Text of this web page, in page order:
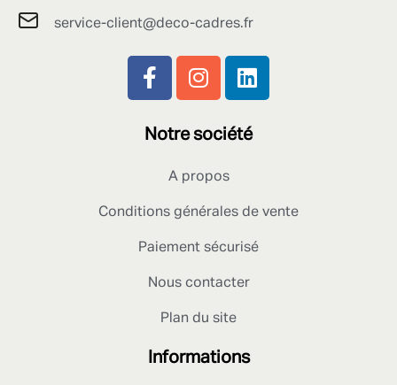
service-client@deco-cadres.fr
Notre société
A propos
Conditions générales de vente
Paiement sécurisé
Nous contacter
Plan du site
Informations